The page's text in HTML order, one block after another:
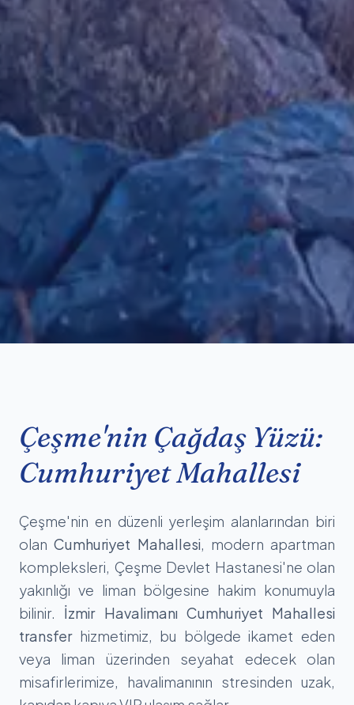
Çeşme'nin Çağdaş Yüzü:
Cumhuriyet Mahallesi
Çeşme'nin en düzenli yerleşim alanlarından biri
olanCumhuriyet Mahallesi, modern apartman
kompleksleri, Çeşme Devlet Hastanesi'ne olan
yakınlığı ve liman bölgesine hakim konumuyla
bilinir. İzmir Havalimanı Cumhuriyet Mahallesi
transferhizmetimiz, bu bölgede ikamet eden
veya liman üzerinden seyahat edecek olan
misafirlerimize, havalimanının stresinden uzak,